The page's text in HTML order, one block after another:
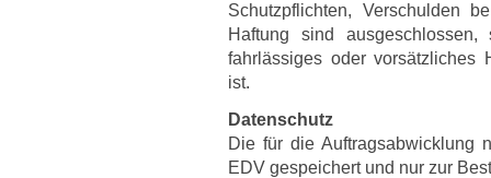
Schutzpflichten, Verschulden
Haftung sind
fahrlässiges oder vorsätzliches
ist.
Datenschutz
Die für die Auftragsabwicklung
EDV gespeichert und nur zur